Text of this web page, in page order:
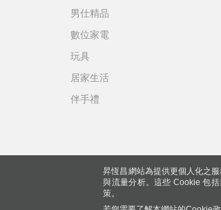
昇恆昌網站為提供更個人化之
與流量分析。這些 Cookie 包
策。
男仕精品
數位家電
玩具
居家生活
伴手禮